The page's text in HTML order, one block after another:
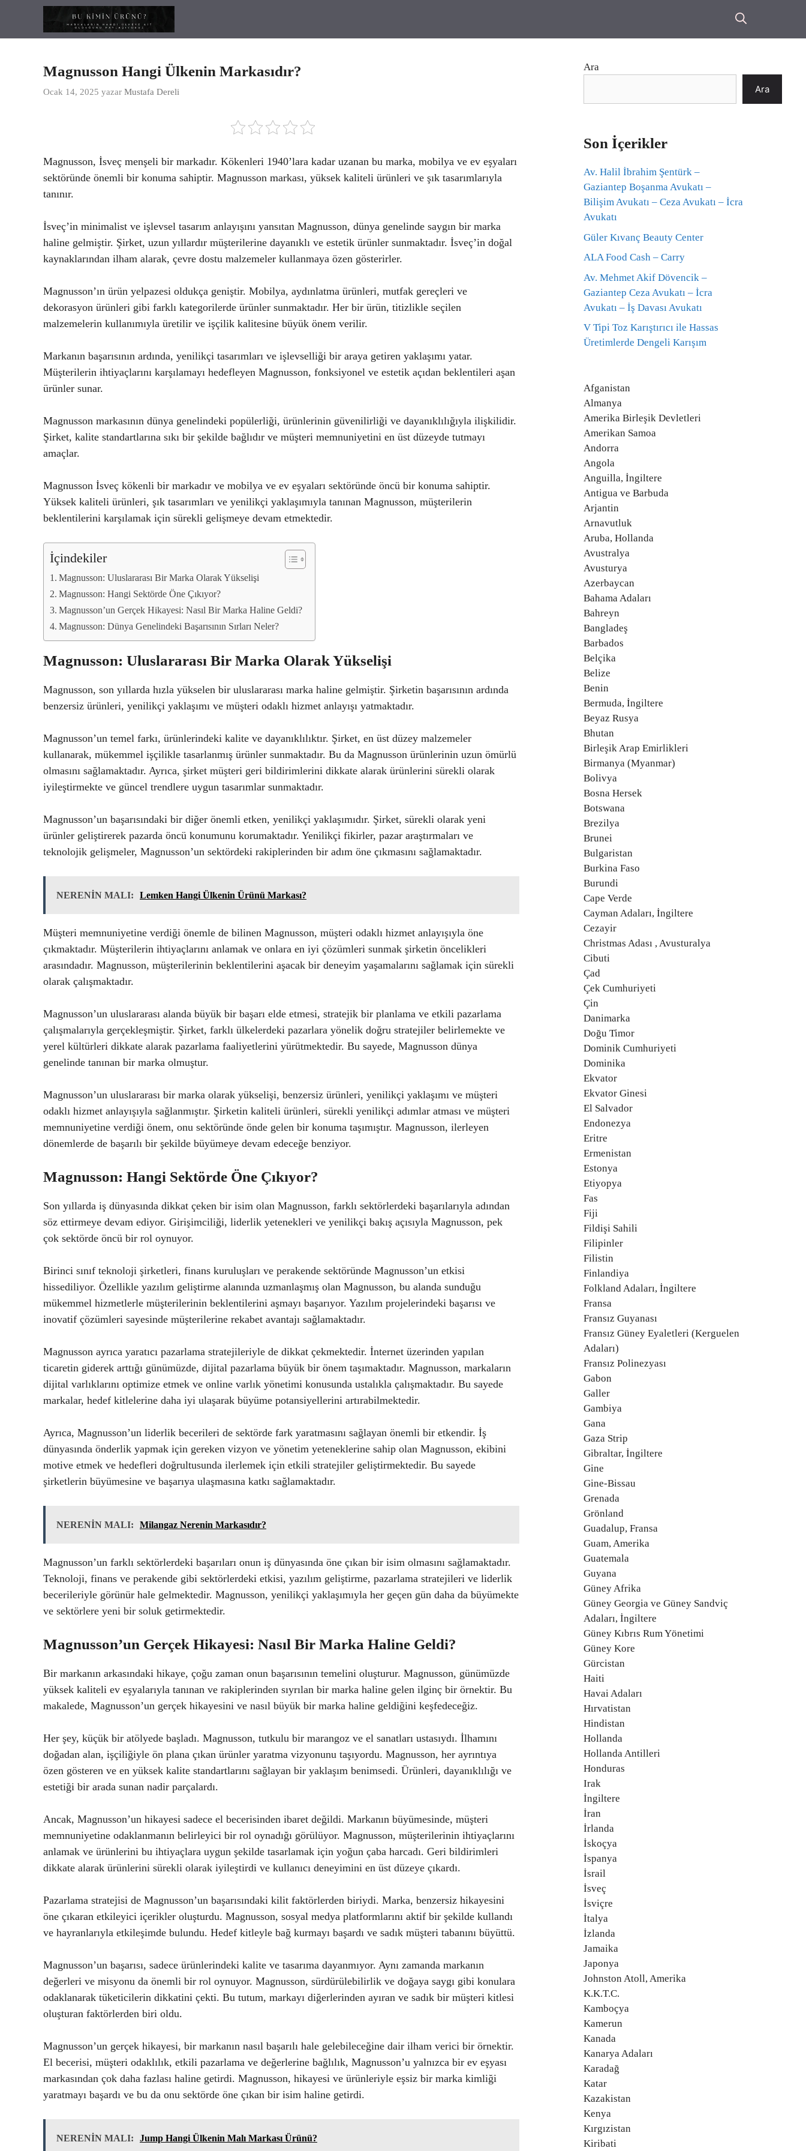
Magnusson Hangi Ülkenin Markasıdır?
Ocak 14, 2025 yazar Mustafa Dereli
Magnusson, İsveç menşeli bir markadır. Kökenleri 1940’lara kadar uzanan bu marka, mobilya ve ev eşyaları
sektöründe önemli bir konuma sahiptir. Magnusson markası, yüksek kaliteli ürünleri ve şık tasarımlarıyla
tanınır.
İsveç’in minimalist ve işlevsel tasarım anlayışını yansıtan Magnusson, dünya genelinde saygın bir marka
haline gelmiştir. Şirket, uzun yıllardır müşterilerine dayanıklı ve estetik ürünler sunmaktadır. İsveç’in doğal
kaynaklarından ilham alarak, çevre dostu malzemeler kullanmaya özen gösterirler.
Magnusson’ın ürün yelpazesi oldukça geniştir. Mobilya, aydınlatma ürünleri, mutfak gereçleri ve
dekorasyon ürünleri gibi farklı kategorilerde ürünler sunmaktadır. Her bir ürün, titizlikle seçilen
malzemelerin kullanımıyla üretilir ve işçilik kalitesine büyük önem verilir.
Markanın başarısının ardında, yenilikçi tasarımları ve işlevselliği bir araya getiren yaklaşımı yatar.
Müşterilerin ihtiyaçlarını karşılamayı hedefleyen Magnusson, fonksiyonel ve estetik açıdan beklentileri aşan
ürünler sunar.
Magnusson markasının dünya genelindeki popülerliği, ürünlerinin güvenilirliği ve dayanıklılığıyla ilişkilidir.
Şirket, kalite standartlarına sıkı bir şekilde bağlıdır ve müşteri memnuniyetini en üst düzeyde tutmayı
amaçlar.
Magnusson İsveç kökenli bir markadır ve mobilya ve ev eşyaları sektöründe öncü bir konuma sahiptir.
Yüksek kaliteli ürünleri, şık tasarımları ve yenilikçi yaklaşımıyla tanınan Magnusson, müşterilerin
beklentilerini karşılamak için sürekli gelişmeye devam etmektedir.
İçindekiler
Magnusson: Uluslararası Bir Marka Olarak Yükselişi
Magnusson: Hangi Sektörde Öne Çıkıyor?
Magnusson’un Gerçek Hikayesi: Nasıl Bir Marka Haline Geldi?
Magnusson: Dünya Genelindeki Başarısının Sırları Neler?
Magnusson: Uluslararası Bir Marka Olarak Yükselişi
Magnusson, son yıllarda hızla yükselen bir uluslararası marka haline gelmiştir. Şirketin başarısının ardında
benzersiz ürünleri, yenilikçi yaklaşımı ve müşteri odaklı hizmet anlayışı yatmaktadır.
Magnusson’un temel farkı, ürünlerindeki kalite ve dayanıklılıktır. Şirket, en üst düzey malzemeler
kullanarak, mükemmel işçilikle tasarlanmış ürünler sunmaktadır. Bu da Magnusson ürünlerinin uzun ömürlü
olmasını sağlamaktadır. Ayrıca, şirket müşteri geri bildirimlerini dikkate alarak ürünlerini sürekli olarak
iyileştirmekte ve güncel trendlere uygun tasarımlar sunmaktadır.
Magnusson’un başarısındaki bir diğer önemli etken, yenilikçi yaklaşımıdır. Şirket, sürekli olarak yeni
ürünler geliştirerek pazarda öncü konumunu korumaktadır. Yenilikçi fikirler, pazar araştırmaları ve
teknolojik gelişmeler, Magnusson’un sektördeki rakiplerinden bir adım öne çıkmasını sağlamaktadır.
NERENİN MALI: Lemken Hangi Ülkenin Ürünü Markası?
Müşteri memnuniyetine verdiği önemle de bilinen Magnusson, müşteri odaklı hizmet anlayışıyla öne
çıkmaktadır. Müşterilerin ihtiyaçlarını anlamak ve onlara en iyi çözümleri sunmak şirketin öncelikleri
arasındadır. Magnusson, müşterilerinin beklentilerini aşacak bir deneyim yaşamalarını sağlamak için sürekli
olarak çalışmaktadır.
Magnusson’un uluslararası alanda büyük bir başarı elde etmesi, stratejik bir planlama ve etkili pazarlama
çalışmalarıyla gerçekleşmiştir. Şirket, farklı ülkelerdeki pazarlara yönelik doğru stratejiler belirlemekte ve
yerel kültürleri dikkate alarak pazarlama faaliyetlerini yürütmektedir. Bu sayede, Magnusson dünya
genelinde tanınan bir marka olmuştur.
Magnusson’un uluslararası bir marka olarak yükselişi, benzersiz ürünleri, yenilikçi yaklaşımı ve müşteri
odaklı hizmet anlayışıyla sağlanmıştır. Şirketin kaliteli ürünleri, sürekli yenilikçi adımlar atması ve müşteri
memnuniyetine verdiği önem, onu sektöründe önde gelen bir konuma taşımıştır. Magnusson, ilerleyen
dönemlerde de başarılı bir şekilde büyümeye devam edeceğe benziyor.
Magnusson: Hangi Sektörde Öne Çıkıyor?
Son yıllarda iş dünyasında dikkat çeken bir isim olan Magnusson, farklı sektörlerdeki başarılarıyla adından
söz ettirmeye devam ediyor. Girişimciliği, liderlik yetenekleri ve yenilikçi bakış açısıyla Magnusson, pek
çok sektörde öncü bir rol oynuyor.
Birinci sınıf teknoloji şirketleri, finans kuruluşları ve perakende sektöründe Magnusson’un etkisi
hissediliyor. Özellikle yazılım geliştirme alanında uzmanlaşmış olan Magnusson, bu alanda sunduğu
mükemmel hizmetlerle müşterilerinin beklentilerini aşmayı başarıyor. Yazılım projelerindeki başarısı ve
inovatif çözümleri sayesinde müşterilerine rekabet avantajı sağlamaktadır.
Magnusson ayrıca yaratıcı pazarlama stratejileriyle de dikkat çekmektedir. İnternet üzerinden yapılan
ticaretin giderek arttığı günümüzde, dijital pazarlama büyük bir önem taşımaktadır. Magnusson, markaların
dijital varlıklarını optimize etmek ve online varlık yönetimi konusunda ustalıkla çalışmaktadır. Bu sayede
markalar, hedef kitlelerine daha iyi ulaşarak büyüme potansiyellerini artırabilmektedir.
Ayrıca, Magnusson’un liderlik becerileri de sektörde fark yaratmasını sağlayan önemli bir etkendir. İş
dünyasında önderlik yapmak için gereken vizyon ve yönetim yeteneklerine sahip olan Magnusson, ekibini
motive etmek ve hedefleri doğrultusunda ilerlemek için etkili stratejiler geliştirmektedir. Bu sayede
şirketlerin büyümesine ve başarıya ulaşmasına katkı sağlamaktadır.
NERENİN MALI: Milangaz Nerenin Markasıdır?
Magnusson’un farklı sektörlerdeki başarıları onun iş dünyasında öne çıkan bir isim olmasını sağlamaktadır.
Teknoloji, finans ve perakende gibi sektörlerdeki etkisi, yazılım geliştirme, pazarlama stratejileri ve liderlik
becerileriyle görünür hale gelmektedir. Magnusson, yenilikçi yaklaşımıyla her geçen gün daha da büyümekte
ve sektörlere yeni bir soluk getirmektedir.
Magnusson’un Gerçek Hikayesi: Nasıl Bir Marka Haline Geldi?
Bir markanın arkasındaki hikaye, çoğu zaman onun başarısının temelini oluşturur. Magnusson, günümüzde
yüksek kaliteli ev eşyalarıyla tanınan ve rakiplerinden sıyrılan bir marka haline gelen ilginç bir örnektir. Bu
makalede, Magnusson’un gerçek hikayesini ve nasıl büyük bir marka haline geldiğini keşfedeceğiz.
Her şey, küçük bir atölyede başladı. Magnusson, tutkulu bir marangoz ve el sanatları ustasıydı. İlhamını
doğadan alan, işçiliğiyle ön plana çıkan ürünler yaratma vizyonunu taşıyordu. Magnusson, her ayrıntıya
özen gösteren ve en yüksek kalite standartlarını sağlayan bir yaklaşım benimsedi. Ürünleri, dayanıklılığı ve
estetiği bir arada sunan nadir parçalardı.
Ancak, Magnusson’un hikayesi sadece el becerisinden ibaret değildi. Markanın büyümesinde, müşteri
memnuniyetine odaklanmanın belirleyici bir rol oynadığı görülüyor. Magnusson, müşterilerinin ihtiyaçlarını
anlamak ve ürünlerini bu ihtiyaçlara uygun şekilde tasarlamak için yoğun çaba harcadı. Geri bildirimleri
dikkate alarak ürünlerini sürekli olarak iyileştirdi ve kullanıcı deneyimini en üst düzeye çıkardı.
Pazarlama stratejisi de Magnusson’un başarısındaki kilit faktörlerden biriydi. Marka, benzersiz hikayesini
öne çıkaran etkileyici içerikler oluşturdu. Magnusson, sosyal medya platformlarını aktif bir şekilde kullandı
ve hayranlarıyla etkileşimde bulundu. Hedef kitleyle bağ kurmayı başardı ve sadık müşteri tabanını büyüttü.
Magnusson’un başarısı, sadece ürünlerindeki kalite ve tasarıma dayanmıyor. Aynı zamanda markanın
değerleri ve misyonu da önemli bir rol oynuyor. Magnusson, sürdürülebilirlik ve doğaya saygı gibi konulara
odaklanarak tüketicilerin dikkatini çekti. Bu tutum, markayı diğerlerinden ayıran ve sadık bir müşteri kitlesi
oluşturan faktörlerden biri oldu.
Magnusson’un gerçek hikayesi, bir markanın nasıl başarılı hale gelebileceğine dair ilham verici bir örnektir.
El becerisi, müşteri odaklılık, etkili pazarlama ve değerlerine bağlılık, Magnusson’u yalnızca bir ev eşyası
markasından çok daha fazlası haline getirdi. Magnusson, hikayesi ve ürünleriyle eşsiz bir marka kimliği
yaratmayı başardı ve bu da onu sektörde öne çıkan bir isim haline getirdi.
NERENİN MALI: Jump Hangi Ülkenin Malı Markası Ürünü?
Ara
Ara
Son İçerikler
Av. Halil İbrahim Şentürk –
Gaziantep Boşanma Avukatı –
Bilişim Avukatı – Ceza Avukatı – İcra
Avukatı
Güler Kıvanç Beauty Center
ALA Food Cash – Carry
Av. Mehmet Akif Dövencik –
Gaziantep Ceza Avukatı – İcra
Avukatı – İş Davası Avukatı
V Tipi Toz Karıştırıcı ile Hassas
Üretimlerde Dengeli Karışım
Afganistan
Almanya
Amerika Birleşik Devletleri
Amerikan Samoa
Andorra
Angola
Anguilla, İngiltere
Antigua ve Barbuda
Arjantin
Arnavutluk
Aruba, Hollanda
Avustralya
Avusturya
Azerbaycan
Bahama Adaları
Bahreyn
Bangladeş
Barbados
Belçika
Belize
Benin
Bermuda, İngiltere
Beyaz Rusya
Bhutan
Birleşik Arap Emirlikleri
Birmanya (Myanmar)
Bolivya
Bosna Hersek
Botswana
Brezilya
Brunei
Bulgaristan
Burkina Faso
Burundi
Cape Verde
Cayman Adaları, İngiltere
Cezayir
Christmas Adası , Avusturalya
Cibuti
Çad
Çek Cumhuriyeti
Çin
Danimarka
Doğu Timor
Dominik Cumhuriyeti
Dominika
Ekvator
Ekvator Ginesi
El Salvador
Endonezya
Eritre
Ermenistan
Estonya
Etiyopya
Fas
Fiji
Fildişi Sahili
Filipinler
Filistin
Finlandiya
Folkland Adaları, İngiltere
Fransa
Fransız Guyanası
Fransız Güney Eyaletleri (Kerguelen
Adaları)
Fransız Polinezyası
Gabon
Galler
Gambiya
Gana
Gaza Strip
Gibraltar, İngiltere
Gine
Gine-Bissau
Grenada
Grönland
Guadalup, Fransa
Guam, Amerika
Guatemala
Guyana
Güney Afrika
Güney Georgia ve Güney Sandviç
Adaları, İngiltere
Güney Kıbrıs Rum Yönetimi
Güney Kore
Gürcistan
Haiti
Havai Adaları
Hırvatistan
Hindistan
Hollanda
Hollanda Antilleri
Honduras
Irak
İngiltere
İran
İrlanda
İskoçya
İspanya
İsrail
İsveç
İsviçre
İtalya
İzlanda
Jamaika
Japonya
Johnston Atoll, Amerika
K.K.T.C.
Kamboçya
Kamerun
Kanada
Kanarya Adaları
Karadağ
Katar
Kazakistan
Kenya
Kırgızistan
Kiribati